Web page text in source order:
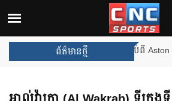
ព័ត៌មានថ្មី
ឈ្នះពានរង្វាន់បន្ថែមទៀត បន្ទាប់ពី Aston Villa